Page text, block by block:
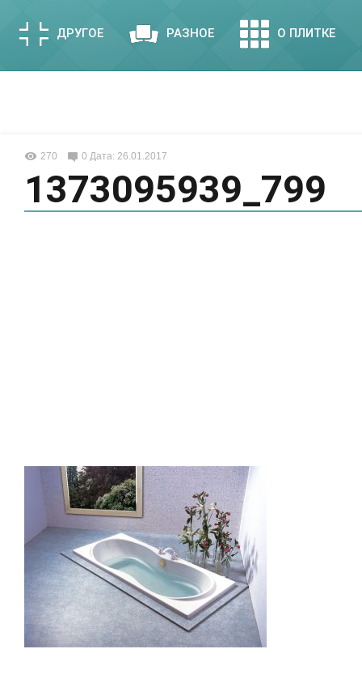
ДРУГОЕ РАЗНОЕ О ПЛИТКЕ
270 0 Дата: 26.01.2017
1373095939_799